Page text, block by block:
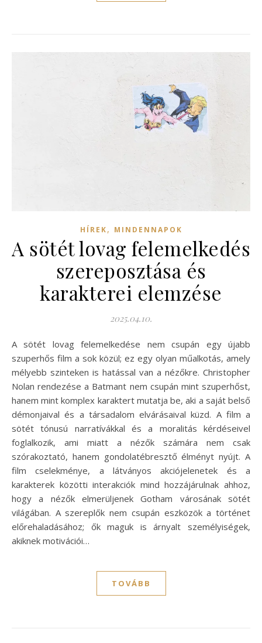
HÍREK, MINDENNAPOK
A sötét lovag felemelkedés
szereposztása és
karakterei elemzése
2025.04.10.
A sötét lovag felemelkedése nem csupán egy újabb
szuperhős film a sok közül; ez egy olyan műalkotás, amely
mélyebb szinteken is hatással van a nézőkre. Christopher
Nolan rendezése a Batmant nem csupán mint szuperhőst,
hanem mint komplex karaktert mutatja be, aki a saját belső
démonjaival és a társadalom elvárásaival küzd. A film a
sötét tónusú narratívákkal és a moralitás kérdéseivel
foglalkozik, ami miatt a nézők számára nem csak
szórakoztató, hanem gondolatébresztő élményt nyújt. A
film cselekménye, a látványos akciójelenetek és a
karakterek közötti interakciók mind hozzájárulnak ahhoz,
hogy a nézők elmerüljenek Gotham városának sötét
világában. A szereplők nem csupán eszközök a történet
előrehaladásához; ők maguk is árnyalt személyiségek,
akiknek motivációi…
TOVÁBB